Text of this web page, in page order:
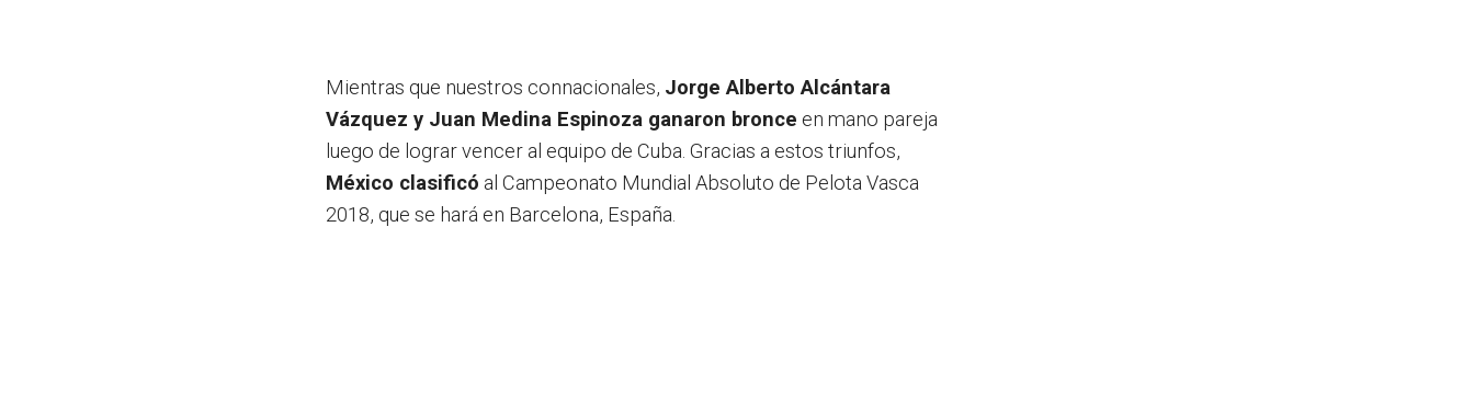
Mientras que nuestros connacionales, Jorge Alberto Alcántara
Vázquez y Juan Medina Espinoza ganaron bronce en mano pareja
luego de lograr vencer al equipo de Cuba. Gracias a estos triunfos,
México clasificó al Campeonato Mundial Absoluto de Pelota Vasca
2018, que se hará en Barcelona, España.